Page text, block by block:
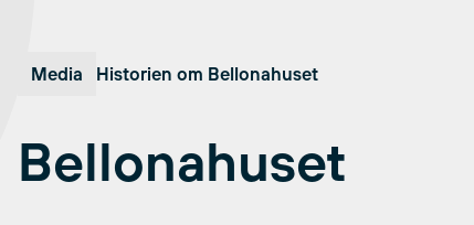
Media Historien om Bellonahuset
Bellonahuset